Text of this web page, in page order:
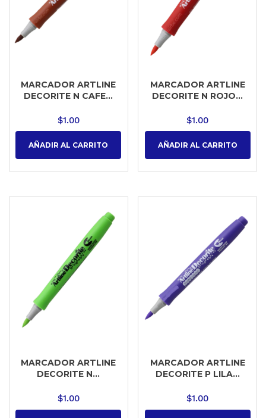
MARCADOR ARTLINE
DECORITE N CAFE...
$1.00
AÑADIR AL CARRITO
MARCADOR ARTLINE
DECORITE N ROJO...
$1.00
AÑADIR AL CARRITO
MARCADOR ARTLINE
DECORITE N...
$1.00
MARCADOR ARTLINE
DECORITE P LILA...
$1.00